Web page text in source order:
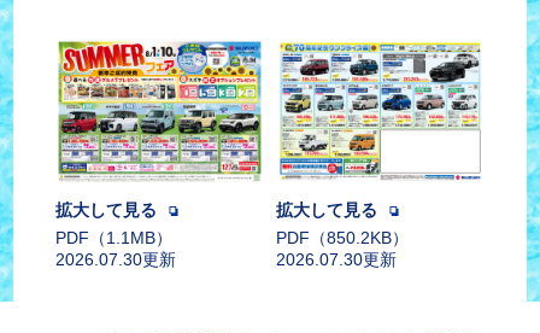
拡大して見る
PDF（1.1MB）
2026.07.30更新
拡大して見る
PDF（850.2KB）
2026.07.30更新